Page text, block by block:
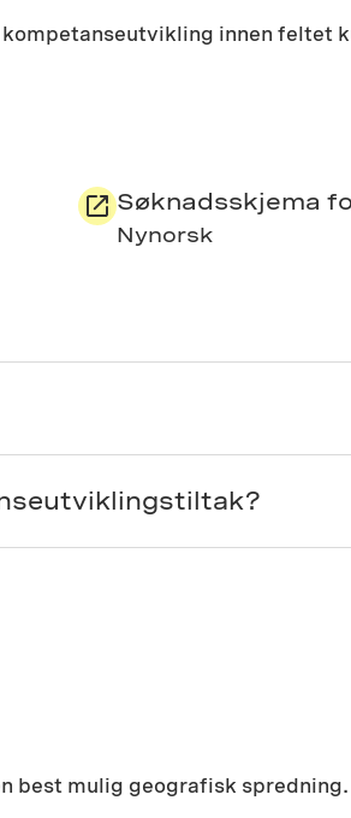
innen feltet
Søknadsskjema
Nynorsk
mulig geografisk